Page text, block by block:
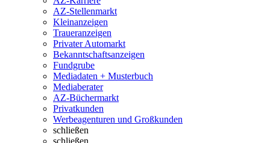
AZ-Stellenmarkt
Kleinanzeigen
Traueranzeigen
Privater Automarkt
Bekanntschaftsanzeigen
Fundgrube
Mediadaten + Musterbuch
Mediaberater
AZ-Büchermarkt
Privatkunden
Werbeagenturen und Großkunden
schließen
schließen